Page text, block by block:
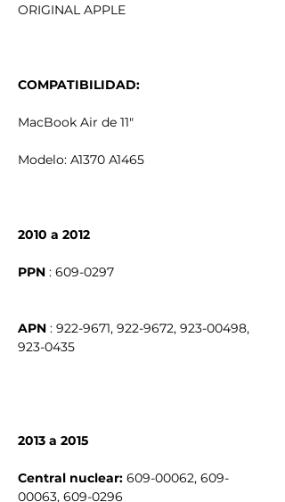
ORIGINAL APPLE
COMPATIBILIDAD:
MacBook Air de 11"
Modelo: A1370 A1465
2010 a 2012
PPN
APN : 922-9671, 922-9672, 923-00498,
2013 a 2015
Central nuclear: 609-00062, 609-